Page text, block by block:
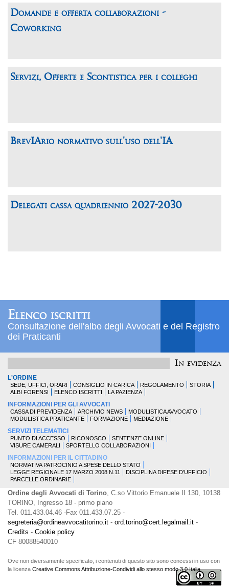
Domande e offerta collaborazioni -
Coworking
Servizi, Offerte e Scontistica per i colleghi
BrevIArio normativo sull'uso dell'IA
Delegati cassa quadriennio 2027-2030
Elenco iscritti
Consultazione dell'albo degli Avvocati e del Registro
dei Praticanti
In evidenza
L'ORDINE
SEDE, UFFICI, ORARI CONSIGLIO IN CARICA REGOLAMENTO
STORIA
ALBI FORENSI
ELENCO ISCRITTI LA PAZIENZA
INFORMAZIONI PER GLI AVVOCATI
CASSA DI PREVIDENZA ARCHIVIO NEWS
MODULISTICA AVVOCATO
MODULISTICA PRATICANTE
FORMAZIONE MEDIAZIONE
SERVIZI TELEMATICI
PUNTO DI ACCESSO RICONOSCO
SENTENZE ONLINE
VISURE CAMERALI
SPORTELLO COLLABORAZIONI
INFORMAZIONI PER IL CITTADINO
NORMATIVA PATROCINIO A SPESE DELLO STATO
LEGGE REGIONALE 17 MARZO 2008 N.11
DISCIPLINA DIFESE D'UFFICIO
PARCELLE ORDINARIE
Ordine degli Avvocati di Torino, C.so Vittorio Emanuele II 130, 10138
TORINO, Ingresso 18 - primo piano
Tel. 011.433.04.46 -Fax 011.433.07.25 -
segreteria@ordineavvocatitorino.it - ord.torino@cert.legalmail.it -
Credits - Cookie policy
CF 80088540010
Ove non diversamente specificato, i contenuti di questo sito sono concessi in uso con
la licenza Creative Commons Attribuzione-Condividi allo stesso modo 3.0 Italia.